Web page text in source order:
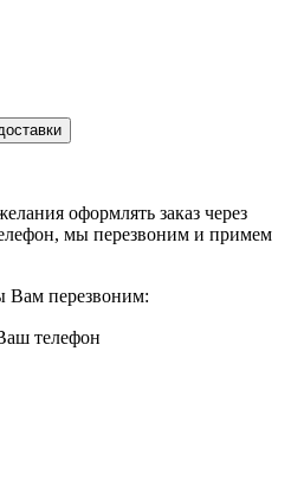
оформлять заказ через
мы перезвоним и примем
Вам перезвоним:
телефон